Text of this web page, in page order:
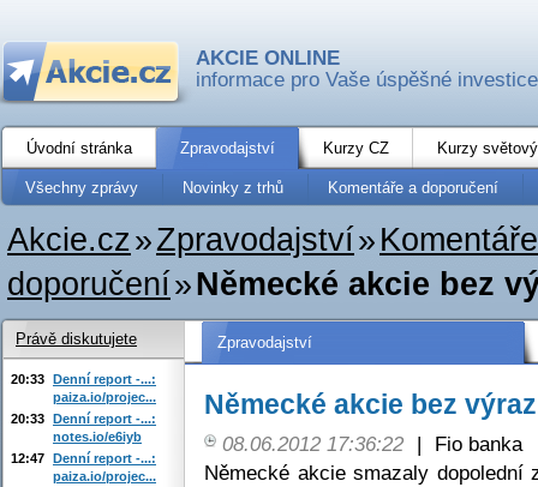
AKCIE ONLINE
informace pro Vaše úspěšné investice
Úvodní stránka Zpravodajství Kurzy CZ Kurzy
Všechny zprávy Novinky z trhů Komentáře a doporučení
Akcie.cz»Zpravodajství»
doporučení»Německé akcie bez
Zpravodajství
Německé akcie bez
08.06.2012 17:36:22 |
Fio banka
Německé akcie smazaly
Právě diskutujete
20:33 Denní report -...:
paiza.io/projec...
20:33 Denní report -...:
notes.io/e6iyb
12:47 Denní report -...:
paiza.io/projec...